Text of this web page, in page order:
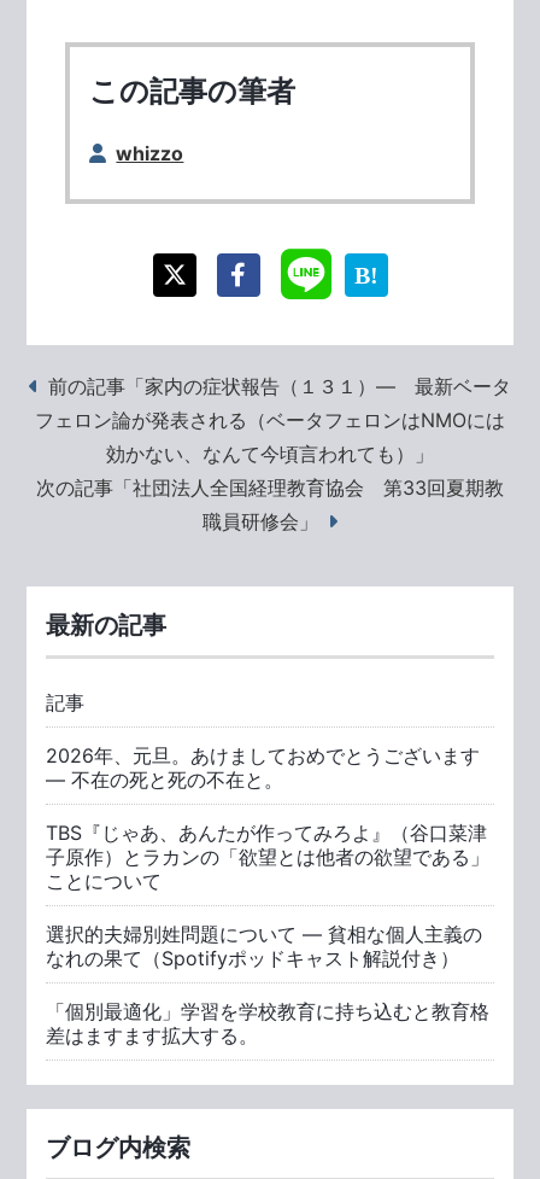
この記事の筆者
whizzo
前の記事「家内の症状報告（１３１）― 最新ベータ
フェロン論が発表される（ベータフェロンはNMOには
効かない、なんて今頃言われても）」
次の記事「社団法人全国経理教育協会 第33回夏期教
職員研修会」
最新の記事
記事
2026年、元旦。あけましておめでとうございます
― 不在の死と死の不在と。
TBS『じゃあ、あんたが作ってみろよ』（谷口菜津
子原作）とラカンの「欲望とは他者の欲望である」
ことについて
選択的夫婦別姓問題について ― 貧相な個人主義の
なれの果て（Spotifyポッドキャスト解説付き）
「個別最適化」学習を学校教育に持ち込むと教育格
差はますます拡大する。
ブログ内検索